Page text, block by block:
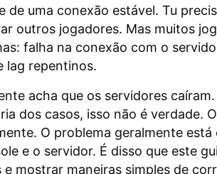
de uma conexão estável. Tu
outros jogadores. Mas muitos
falha na conexão com o
lag repentinos.
acha que os servidores
dos casos, isso não é verdade.
O problema geralmente
e o servidor. É disso que este
e mostrar maneiras simples de